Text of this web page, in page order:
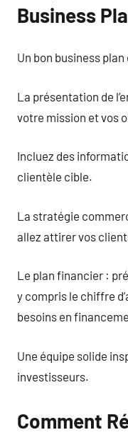
Business
Un bon business
La présentation de
votre mission et vos
Incluez des
clientèle cible.
La stratégie
allez attirer vos
Le plan financier :
y compris le chiffre
besoins en
Une équipe solide
investisseurs.
Comment